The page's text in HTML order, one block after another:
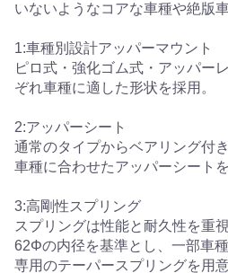
いないようなコアな車種や絶版
1:車種別設計アッパーマウント
ピロ式・強化ゴム式・アッパー
ぞれ車種に適した形状を採用。
2:アッパーシート
通常のタイプからベアリング付
車種に合わせたアッパーシートを
3:高剛性スプリング
スプリングは性能と耐久性を重
62Φの内径を基準とし、一部車
専用のテーパースプリングを用意